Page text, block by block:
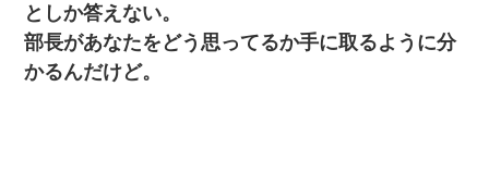
【衝撃】嫁父の会社に勤続１０年、手取り１４万 → 俺「２２万も
らえる会社から誘われた。転職したい」義父「クビ！（激怒」嫁
「離婚！（激怒」
としか答えない。
部長があなたをどう思ってるか手に取るように分
かるんだけど。